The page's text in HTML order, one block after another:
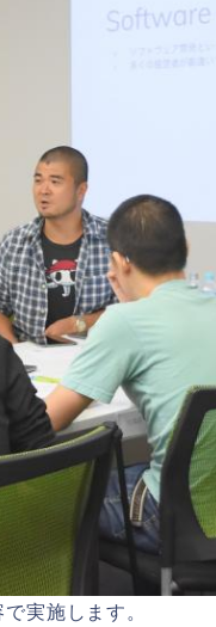
実施します。